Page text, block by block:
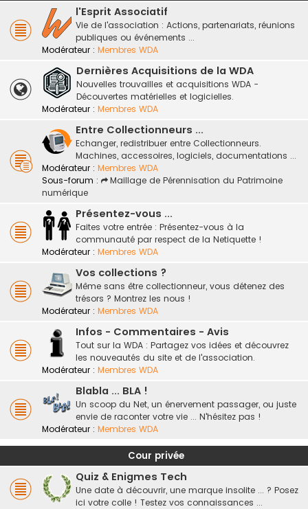
l'Esprit Associatif
Vie de l'association : Actions, partenariats, réunions
publiques ou événements ...
Modérateur : Membres WDA
Dernières Acquisitions de la WDA
Nouvelles trouvailles et acquisitions WDA -
Découvertes matérielles et logicielles.
Modérateur : Membres WDA
Entre Collectionneurs ...
Echanger, redistribuer entre Collectionneurs.
Machines, accessoires, logiciels, documentations ...
Modérateur : Membres WDA
Sous-forum :
Maillage de Pérennisation du Patrimoine
numérique
Présentez-vous ...
Faites votre entrée : Présentez-vous à la
communauté par respect de la Netiquette !
Modérateur : Membres WDA
Vos collections ?
Même sans être collectionneur, vous détenez des
trésors ? Montrez les nous !
Modérateur : Membres WDA
Infos - Commentaires - Avis
Tout sur la WDA : Partagez vos idées et découvrez
les nouveautés du site et de l'association.
Modérateur : Membres WDA
Blabla ... BLA !
Un scoop du Net, un énervement passager, ou juste
envie de raconter votre vie ... N'hésitez pas !
Modérateur : Membres WDA
Cour privée
Quiz & Enigmes Tech
Une date à découvrir, une marque insolite ... ? Posez
ici votre colle ! Testez vos connaissances ...